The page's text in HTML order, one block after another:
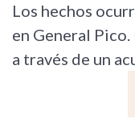
Los hechos
en General
a través de un